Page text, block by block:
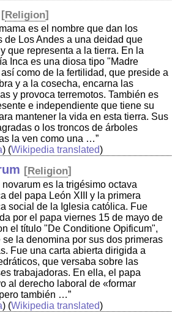
[Religion]
es el nombre que dan los
de Los Andes a una deidad que
que representa a la tierra. En la
Inca es una diosa tipo "Madre
como de la fertilidad, que preside a
y a la cosecha, encarna las
y provoca terremotos. También es
e independiente que tiene su
mantener la vida en esta tierra. Sus
o los troncos de árboles
la ven como una …”
) (Wikipedia translated)
[Religion]
novarum es la trigésimo octava
del papa León XIII y la primera
social de la Iglesia católica. Fue
por el papa viernes 15 de mayo de
el título "De Conditione Opificum",
se la denomina por sus dos primeras
Fue una carta abierta dirigida a
que versaba sobre las
trabajadoras. En ella, el papa
al derecho laboral de «formar
también …”
) (Wikipedia translated)